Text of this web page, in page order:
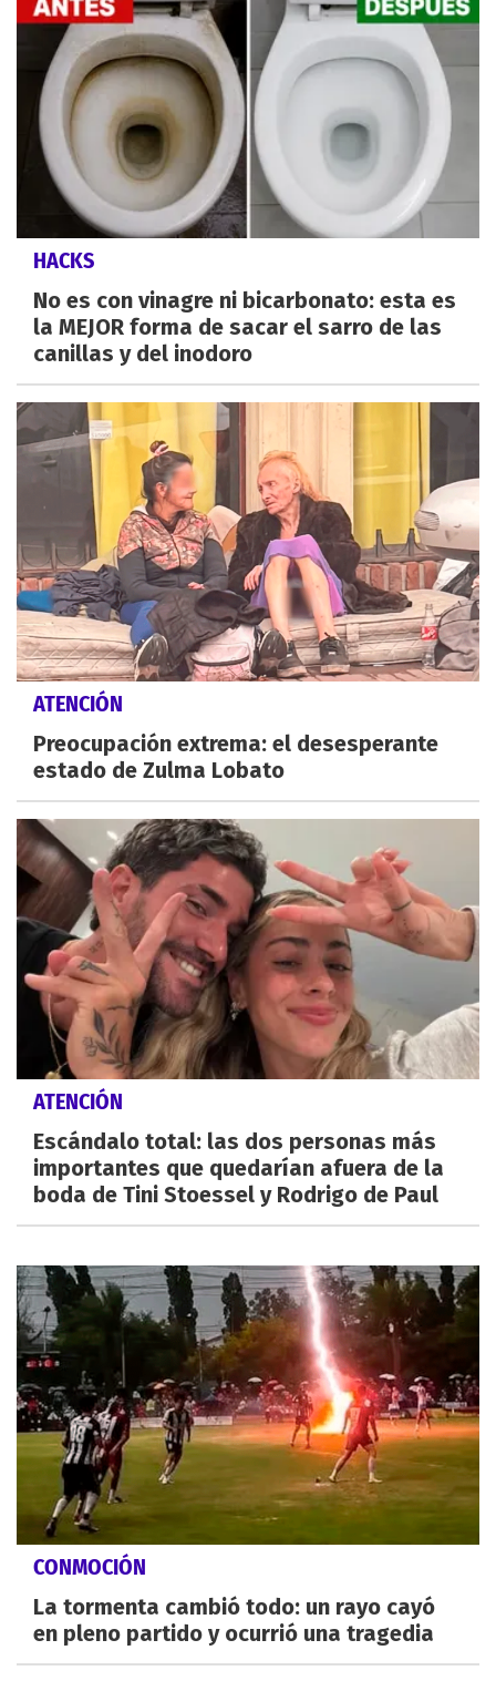
HACKS
No es con vinagre ni bicarbonato: esta es
la MEJOR forma de sacar el sarro de las
canillas y del inodoro
ATENCIÓN
Preocupación extrema: el desesperante
estado de Zulma Lobato
ATENCIÓN
Escándalo total: las dos personas más
importantes que quedarían afuera de la
boda de Tini Stoessel y Rodrigo de Paul
CONMOCIÓN
La tormenta cambió todo: un rayo cayó
en pleno partido y ocurrió una tragedia